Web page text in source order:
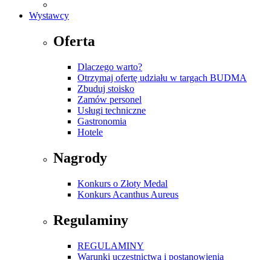
Wystawcy
Oferta
Dlaczego warto?
Otrzymaj ofertę udziału w targach BUDMA
Zbuduj stoisko
Zamów personel
Usługi techniczne
Gastronomia
Hotele
Nagrody
Konkurs o Złoty Medal
Konkurs Acanthus Aureus
Regulaminy
REGULAMINY
Warunki uczestnictwa i postanowienia